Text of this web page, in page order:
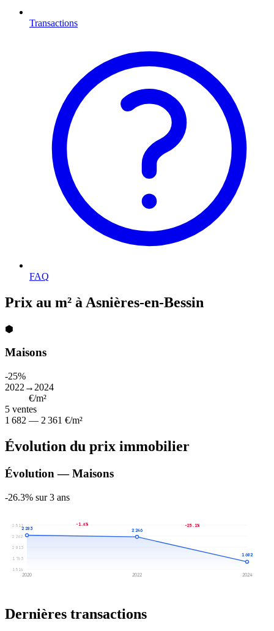
Transactions
FAQ
Prix au m² à Asnières-en-Bessin
⬢
Maisons
-25%
2022→2024
€/m²
5 ventes
1 682 — 2 361 €/m²
Évolution du prix immobilier
Évolution — Maisons
-26.3% sur 3 ans
1 514
1 763
2 013
2 262
2 511
2 283
2020
2 246
2022
1 682
2024
-1.6% -25.1%
Dernières transactions